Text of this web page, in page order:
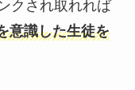
クされ取れれば
意識した生徒を